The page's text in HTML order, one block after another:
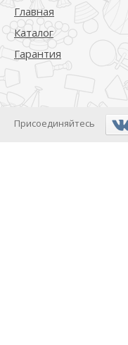
Главная
Каталог
Гарантия
Присоединяйтесь